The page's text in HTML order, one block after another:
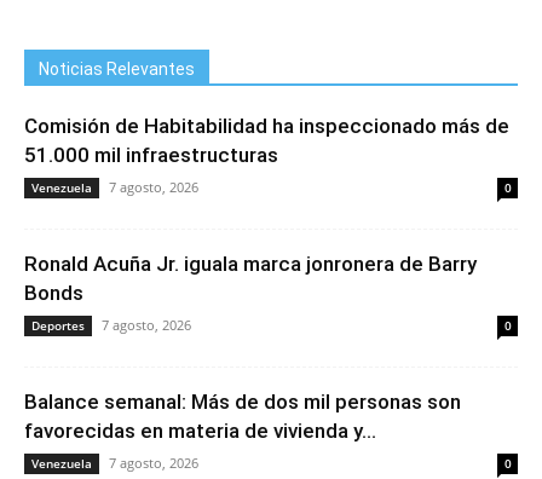
Noticias Relevantes
Comisión de Habitabilidad ha inspeccionado más de
51.000 mil infraestructuras
Venezuela 7 agosto, 2026 0
Ronald Acuña Jr. iguala marca jonronera de Barry
Bonds
Deportes 7 agosto, 2026 0
Balance semanal: Más de dos mil personas son
favorecidas en materia de vivienda y...
Venezuela 7 agosto, 2026 0